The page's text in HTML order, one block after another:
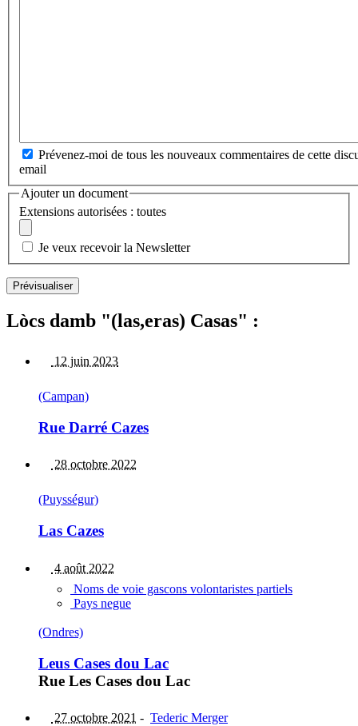
Prévenez-moi de tous les nouveaux commentaires de cette
email
Ajouter un document
Extensions autorisées : toutes
Je veux recevoir la Newsletter
Lòcs damb "(las,eras) Casas" :
12 juin 2023
(Campan)
Rue Darré Cazes
28 octobre 2022
(Puysségur)
Las Cazes
4 août 2022
Noms de voie gascons volontaristes partiels
Pays negue
(Ondres)
Leus Cases dou Lac
Rue Les Cases dou Lac
27 octobre 2021 - Tederic Merger